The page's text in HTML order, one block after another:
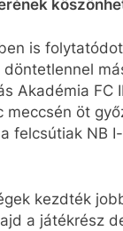
is
Akadémia
meccsén öt
felcsútiak NB
kezdték
a játékrész